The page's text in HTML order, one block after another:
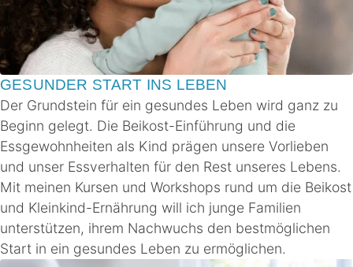
GESUNDER START INS LEBEN
Der Grundstein für ein gesundes Leben wird ganz zu
Beginn gelegt. Die Beikost-Einführung und die
Essgewohnheiten als Kind prägen unsere Vorlieben
und unser Essverhalten für den Rest unseres Lebens.
Mit meinen Kursen und Workshops rund um die Beikost
und Kleinkind-Ernährung will ich junge Familien
unterstützen, ihrem Nachwuchs den bestmöglichen
Start in ein gesundes Leben zu ermöglichen.